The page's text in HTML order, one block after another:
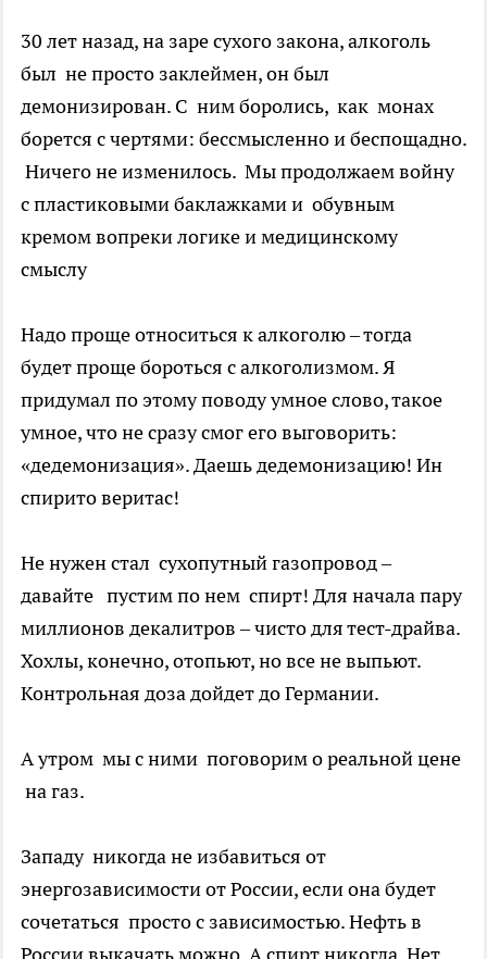
30 лет назад, на заре сухого закона, алкоголь
был не просто заклеймен, он был
демонизирован. С ним боролись, как монах
борется с чертями: бессмысленно и беспощадно.
Ничего не изменилось. Мы продолжаем войну
с пластиковыми баклажками и обувным
кремом вопреки логике и медицинскому
смыслу
Надо проще относиться к алкоголю – тогда
будет проще бороться с алкоголизмом. Я
придумал по этому поводу умное слово, такое
умное, что не сразу смог его выговорить:
«дедемонизация». Даешь дедемонизацию! Ин
спирито веритас!
Не нужен стал сухопутный газопровод –
давайте пустим по нем спирт! Для начала пару
миллионов декалитров – чисто для тест-драйва.
Хохлы, конечно, отопьют, но все не выпьют.
Контрольная доза дойдет до Германии.
А утром мы с ними поговорим о реальной цене
на газ.
Западу никогда не избавиться от
энергозависимости от России, если она будет
сочетаться просто с зависимостью. Нефть в
России выкачать можно. А спирт никогда. Нет